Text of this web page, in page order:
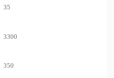
35
3300
350